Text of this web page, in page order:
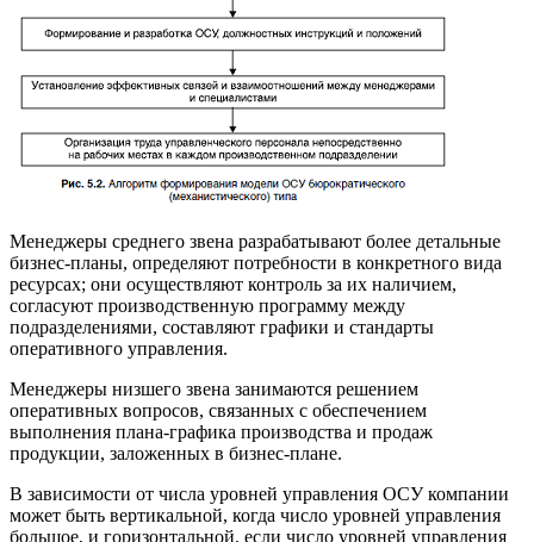
Менеджеры среднего звена разрабатывают более детальные
бизнес-планы, определяют потребности в конкретного вида
ресурсах; они осуществляют контроль за их наличием,
согласуют производственную программу между
подразделениями, составляют графики и стандарты
оперативного управления.
Менеджеры низшего звена занимаются решением
оперативных вопросов, связанных с обеспечением
выполнения плана-графика производства и продаж
продукции, заложенных в бизнес-плане.
В зависимости от числа уровней управления ОСУ компании
может быть вертикальной, когда число уровней управления
большое, и горизонтальной, если число уровней управления